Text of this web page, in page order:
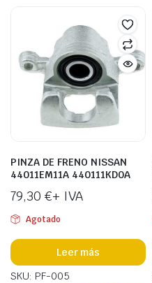
PINZA DE FRENO NISSAN
44011EM11A 440111KD0A
79,30 €+ IVA
Agotado
Leer más
SKU: PF-005